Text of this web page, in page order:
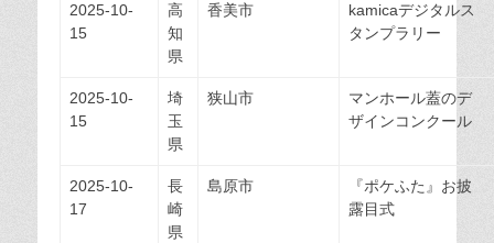
2025-10-
15
高
知
県
香美市
kamicaデジタルス
タンプラリー
2025-10-
15
埼
玉
県
狭山市
マンホール蓋のデ
ザインコンクール
2025-10-
17
長
崎
県
島原市
『ポケふた』お披
露目式